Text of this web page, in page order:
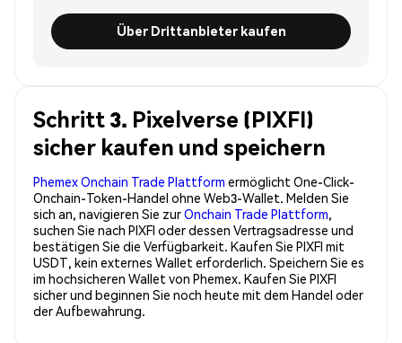
Über Drittanbieter kaufen
Schritt 3. Pixelverse (PIXFI)
sicher kaufen und speichern
Phemex Onchain Trade Plattform ermöglicht One-Click-
Onchain-Token-Handel ohne Web3-Wallet. Melden Sie
sich an, navigieren Sie zurOnchain Trade Plattform,
suchen Sie nach PIXFI oder dessen Vertragsadresse und
bestätigen Sie die Verfügbarkeit. Kaufen Sie PIXFI mit
USDT, kein externes Wallet erforderlich. Speichern Sie es
im hochsicheren Wallet von Phemex. Kaufen Sie PIXFI
sicher und beginnen Sie noch heute mit dem Handel oder
der Aufbewahrung.